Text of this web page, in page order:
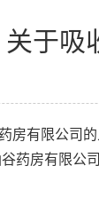
关于吸
房有限公司
药房有限公